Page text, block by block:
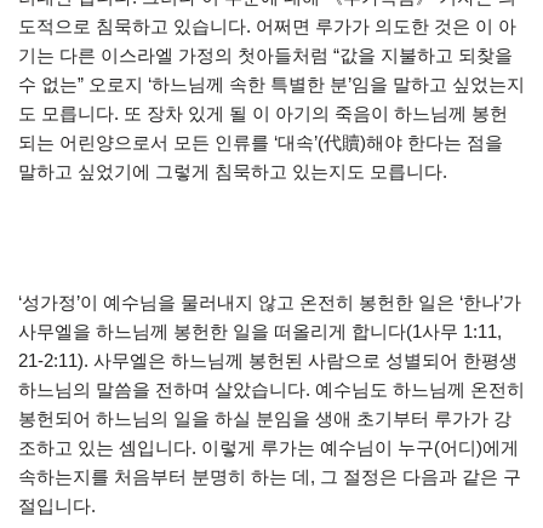
도적으로 침묵하고 있습니다. 어쩌면 루가가 의도한 것은 이 아
기는 다른 이스라엘 가정의 첫아들처럼 “값을 지불하고 되찾을
수 없는” 오로지 ‘하느님께 속한 특별한 분’임을 말하고 싶었는지
도 모릅니다. 또 장차 있게 될 이 아기의 죽음이 하느님께 봉헌
되는 어린양으로서 모든 인류를 ‘대속’(代贖)해야 한다는 점을
말하고 싶었기에 그렇게 침묵하고 있는지도 모릅니다.
‘성가정’이 예수님을 물러내지 않고 온전히 봉헌한 일은 ‘한나’가
사무엘을 하느님께 봉헌한 일을 떠올리게 합니다(1사무 1:11,
21-2:11). 사무엘은 하느님께 봉헌된 사람으로 성별되어 한평생
하느님의 말씀을 전하며 살았습니다. 예수님도 하느님께 온전히
봉헌되어 하느님의 일을 하실 분임을 생애 초기부터 루가가 강
조하고 있는 셈입니다. 이렇게 루가는 예수님이 누구(어디)에게
속하는지를 처음부터 분명히 하는 데, 그 절정은 다음과 같은 구
절입니다.